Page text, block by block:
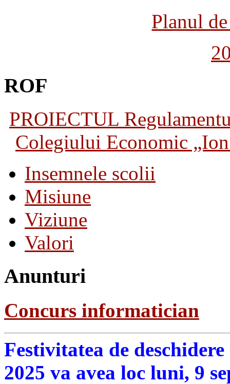
Planul
ROF
PROIECTUL
Colegiului Economic
Insemnele scolii
Misiune
Viziune
Valori
Anunturi
Concurs informatician
Festivitatea de
2025 va avea loc luni, 9